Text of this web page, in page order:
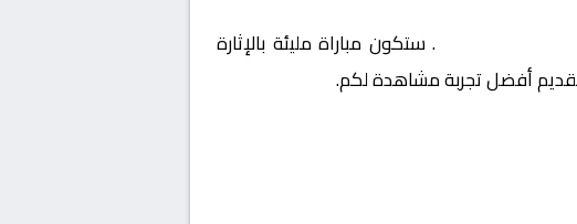
. ستكون مباراة مليئة بالإثارة
أفضل تجربة مشاهدة لكم.